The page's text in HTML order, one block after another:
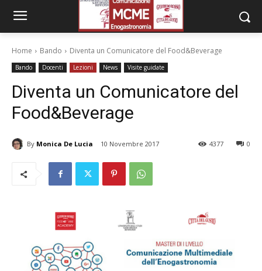
Home Bando Diventa un Comunicatore del Food&Beverage
Bando Docenti Lezioni News Visite guidate
Diventa un Comunicatore del
Food&Beverage
By Monica De Lucia 10 Novembre 2017 0
4377